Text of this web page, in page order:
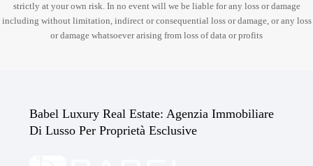
strictly at your own risk. In no event will we be liable for any loss or damage
including without limitation, indirect or consequential loss or damage, or any loss
or damage whatsoever arising from loss of data or profits
Babel Luxury Real Estate: Agenzia Immobiliare
Di Lusso Per Proprietà Esclusive